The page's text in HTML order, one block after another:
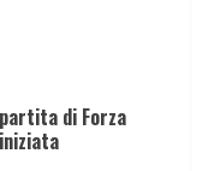
di Forza